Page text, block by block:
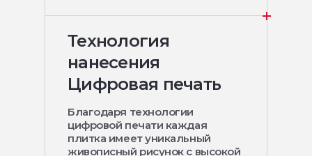
Технология
нанесения
Цифровая печать
Благодаря технологии
цифровой печати каждая
плитка имеет уникальный
живописный рисунок с высокой